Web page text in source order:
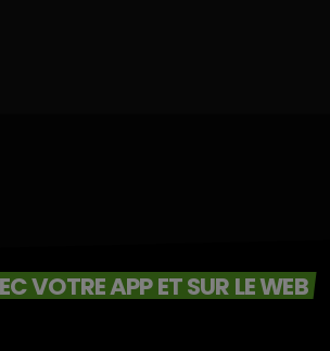
VOTRE APP ET SUR LE WEB